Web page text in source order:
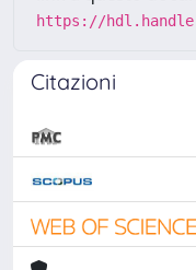
https://
Citazioni